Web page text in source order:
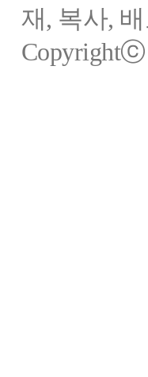
재, 복사,
Copyrightⓒ